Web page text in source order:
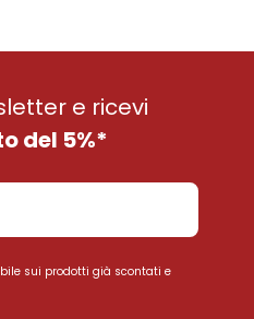
e ricevi
del 5%*
sui prodotti già scontati e